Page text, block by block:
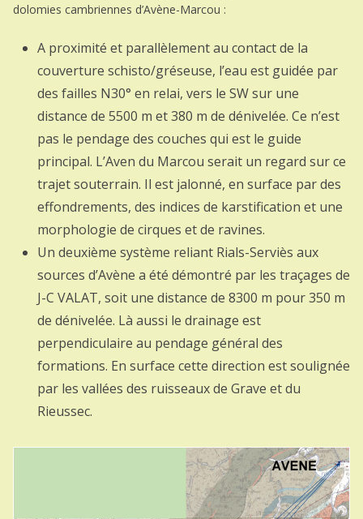
dolomies cambriennes d’Avène-Marcou :
A proximité et parallèlement au contact de la
couverture schisto/gréseuse, l’eau est guidée par
des failles N30° en relai, vers le SW sur une
distance de 5500 m et 380 m de dénivelée. Ce n’est
pas le pendage des couches qui est le guide
principal. L’Aven du Marcou serait un regard sur ce
trajet souterrain. Il est jalonné, en surface par des
effondrements, des indices de karstification et une
morphologie de cirques et de ravines.
Un deuxième système reliant Rials-Serviès aux
sources d’Avène a été démontré par les traçages de
J-C VALAT, soit une distance de 8300 m pour 350 m
de dénivelée. Là aussi le drainage est
perpendiculaire au pendage général des
formations. En surface cette direction est soulignée
par les vallées des ruisseaux de Grave et du
Rieussec.